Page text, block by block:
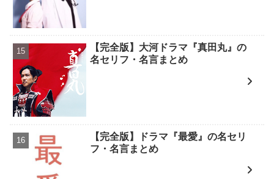
【完全版】大河ドラマ『真田丸』の
名セリフ・名言まとめ
【完全版】ドラマ『最愛』の名セリ
フ・名言まとめ